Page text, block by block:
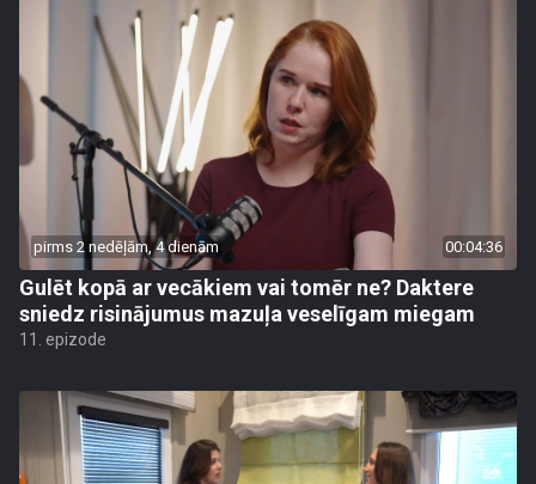
pirms 2 nedēļām, 4 dienām 00:04:36
Gulēt kopā ar vecākiem vai tomēr ne? Daktere
sniedz risinājumus mazuļa veselīgam miegam
11. epizode